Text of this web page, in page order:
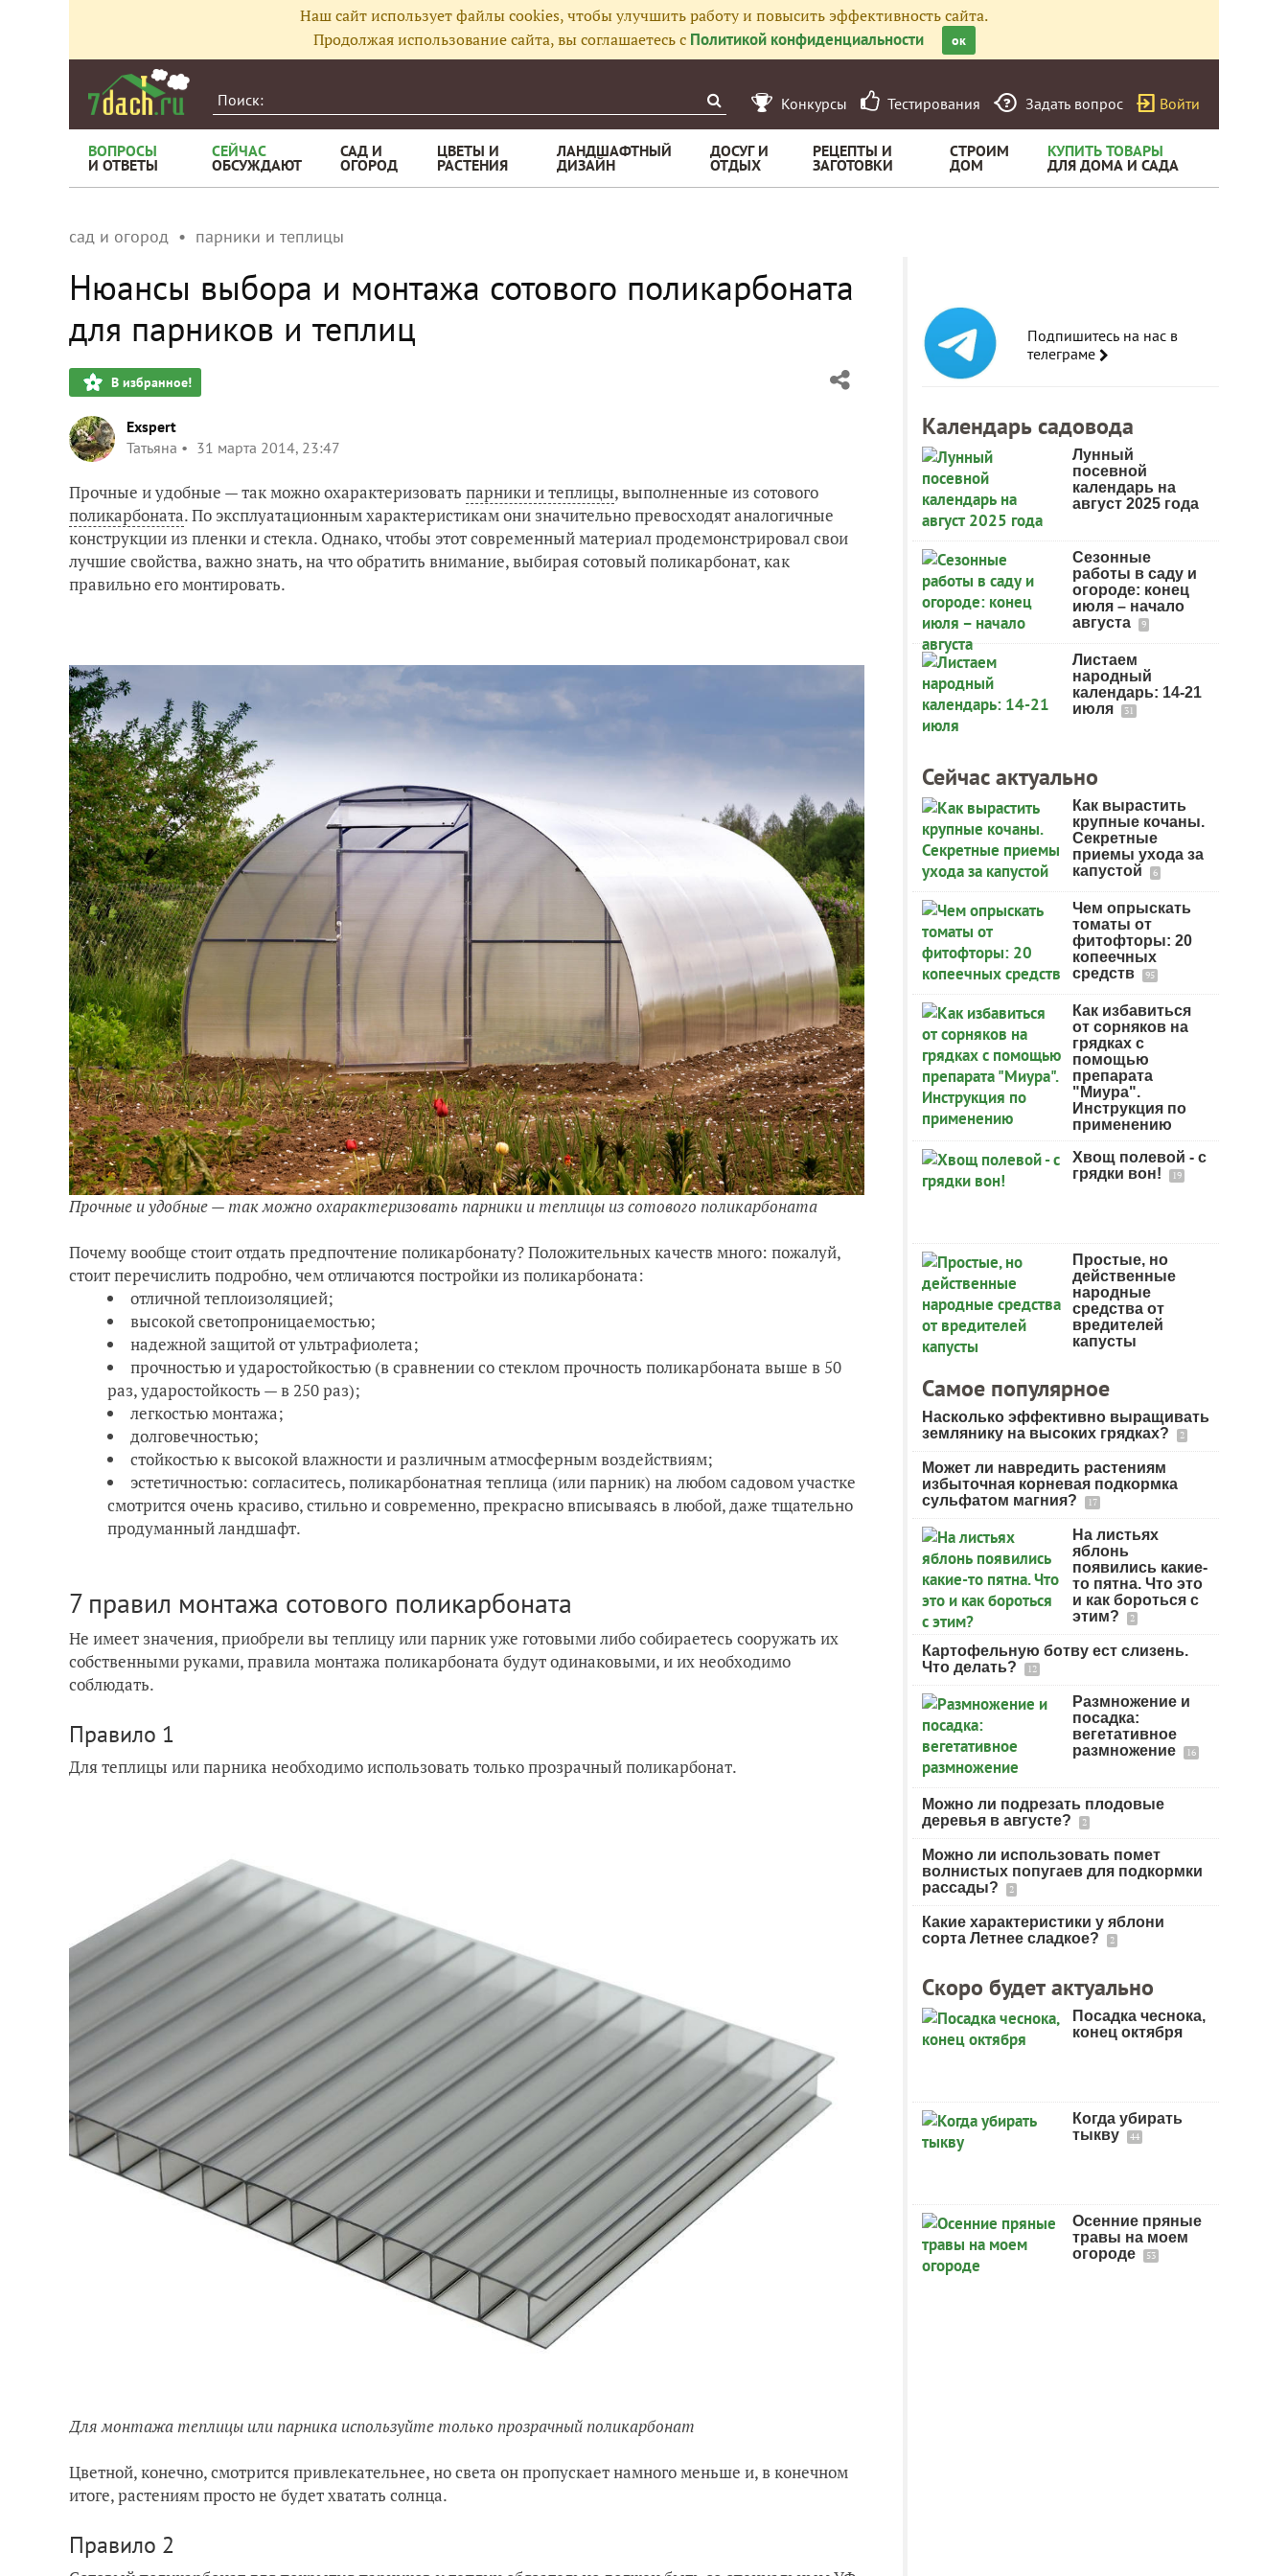
Наш сайт использует файлы cookies, чтобы улучшить работу и повысить эффективность сайта.
Продолжая использование сайта, вы соглашаетесь с Политикой конфиденциальности ок
Конкурсы Тестирования Задать вопрос Войти
ВОПРОСЫ
И ОТВЕТЫ
СЕЙЧАС
ОБСУЖДАЮТ
САД И
ОГОРОД
ЦВЕТЫ И
РАСТЕНИЯ
ЛАНДШАФТНЫЙ
ДИЗАЙН
ДОСУГ И
ОТДЫХ
РЕЦЕПТЫ И
ЗАГОТОВКИ
СТРОИМ
ДОМ
КУПИТЬ ТОВАРЫ
ДЛЯ ДОМА И САДА
сад и огород парники и теплицы
Нюансы выбора и монтажа сотового поликарбоната
для парников и теплиц
В избранное!
Exspert
Татьяна
31 марта 2014, 23:47
Прочные и удобные — так можно охарактеризовать парники и теплицы, выполненные из сотового
поликарбоната. По эксплуатационным характеристикам они значительно превосходят аналогичные
конструкции из пленки и стекла. Однако, чтобы этот современный материал продемонстрировал свои
лучшие свойства, важно знать, на что обратить внимание, выбирая сотовый поликарбонат, как
правильно его монтировать.
Прочные и удобные — так можно охарактеризовать парники и теплицы из сотового поликарбоната
Почему вообще стоит отдать предпочтение поликарбонату? Положительных качеств много: пожалуй,
стоит перечислить подробно, чем отличаются постройки из поликарбоната:
отличной теплоизоляцией;
высокой светопроницаемостью;
надежной защитой от ультрафиолета;
прочностью и ударостойкостью (в сравнении со стеклом прочность поликарбоната выше в 50
раз, ударостойкость — в 250 раз);
легкостью монтажа;
долговечностью;
стойкостью к высокой влажности и различным атмосферным воздействиям;
эстетичностью: согласитесь, поликарбонатная теплица (или парник) на любом садовом участке
смотрится очень красиво, стильно и современно, прекрасно вписываясь в любой, даже тщательно
продуманный ландшафт.
7 правил монтажа сотового поликарбоната
Не имеет значения, приобрели вы теплицу или парник уже готовыми либо собираетесь сооружать их
собственными руками, правила монтажа поликарбоната будут одинаковыми, и их необходимо
соблюдать.
Правило 1
Для теплицы или парника необходимо использовать только прозрачный поликарбонат.
Для монтажа теплицы или парника используйте только прозрачный поликарбонат
Цветной, конечно, смотрится привлекательнее, но света он пропускает намного меньше и, в конечном
итоге, растениям просто не будет хватать солнца.
Правило 2
Подпишитесь на нас в
телеграме
Календарь садовода
Лунный
посевной
календарь на
август 2025 года
Сезонные
работы в саду и
огороде: конец
июля – начало
августа
9
Листаем
народный
календарь: 14-21
июля
31
Сейчас актуально
Как вырастить
крупные кочаны.
Секретные
приемы ухода за
капустой
6
Чем опрыскать
томаты от
фитофторы: 20
копеечных
средств
95
Как избавиться
от сорняков на
грядках с
помощью
препарата
"Миура".
Инструкция по
применению
Хвощ полевой - с
грядки вон!
19
Простые, но
действенные
народные
средства от
вредителей
капусты
Самое популярное
Насколько эффективно выращивать
землянику на высоких грядках?
2
Может ли навредить растениям
избыточная корневая подкормка
сульфатом магния?
17
На листьях
яблонь
появились какие-
то пятна. Что это
и как бороться с
этим?
2
Картофельную ботву ест слизень.
Что делать?
12
Размножение и
посадка:
вегетативное
размножение
16
Можно ли подрезать плодовые
деревья в августе?
2
Можно ли использовать помет
волнистых попугаев для подкормки
рассады?
2
Какие характеристики у яблони
сорта Летнее сладкое?
2
Скоро будет актуально
Посадка чеснока,
конец октября
Когда убирать
тыкву
44
Осенние пряные
травы на моем
огороде
53